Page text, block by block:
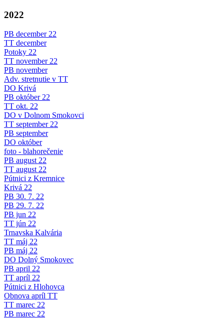
2022
PB december 22
TT december
Potoky 22
TT november 22
PB november
Adv. stretnutie v TT
DO Krivá
PB október 22
TT okt. 22
DO v Dolnom Smokovci
TT september 22
PB september
DO október
foto - blahorečenie
PB august 22
TT august 22
Pútnici z Kremnice
Krivá 22
PB 30. 7. 22
PB 29. 7. 22
PB jun 22
TT jún 22
Trnavska Kalvária
TT máj 22
PB máj 22
DO Dolný Smokovec
PB april 22
TT apríl 22
Pútnici z Hlohovca
Obnova apríl TT
TT marec 22
PB marec 22